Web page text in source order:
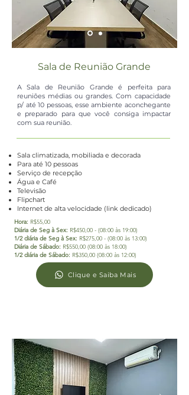
Sala de Reunião Grande
A Sala de Reunião Grande é perfeita para
reuniões médias ou grandes. Com capacidade
p/ até 10 pessoas, esse ambiente aconchegante
e preparado para que você consiga impactar
com sua reunião.
Sala climatizada, mobiliada e decorada
Para até 10 pessoas
​Serviço de recepção
Água e Café
Televisão
Flipchart
Internet de alta velocidade (link dedicado)
Hora: R$55,00
Diária de Seg à Sex: R$450,00 - (08:00 às 19:00)
1/2 diária de Seg à Sex: R$275,00 - (08:00 às 13:00)
Diária de Sábado: R$550,00 (08:00 às 18:00)
1/2 diária de Sábado: R$350,00 (08:00 às 12:00)
Clique e Saiba Mais